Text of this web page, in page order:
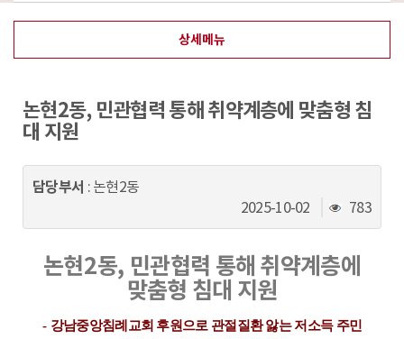
지
메
인
이
동
상세메뉴
논현2동, 민관협력 통해 취약계층에 맞춤형 침
대 지원
담당부서 : 논현2동
2025-10-02
조
회
783
논현2동, 민관협력 통해 취약계층에
맞춤형 침대 지원
- 강남중앙침례교회 후원으로 관절질환 앓는 저소득 주민